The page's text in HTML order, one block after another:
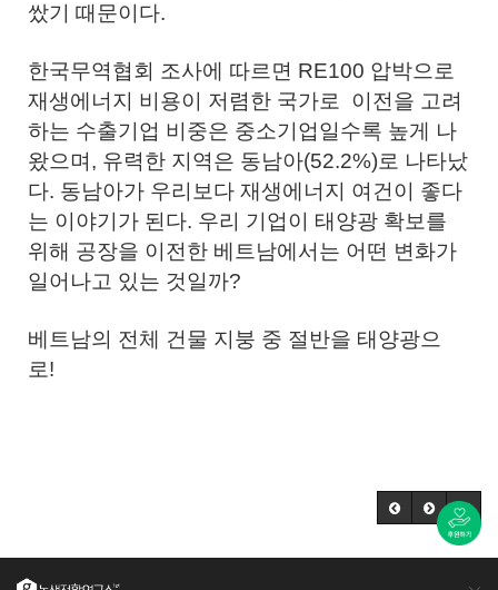
쌌기 때문이다.
한국무역협회 조사에 따르면 RE100 압박으로
재생에너지 비용이 저렴한 국가로 이전을 고려
하는 수출기업 비중은 중소기업일수록 높게 나
왔으며, 유력한 지역은 동남아(52.2%)로 나타났
다. 동남아가 우리보다 재생에너지 여건이 좋다
는 이야기가 된다. 우리 기업이 태양광 확보를
위해 공장을 이전한 베트남에서는 어떤 변화가
일어나고 있는 것일까?
베트남의 전체 건물 지붕 중 절반을 태양광으
로!